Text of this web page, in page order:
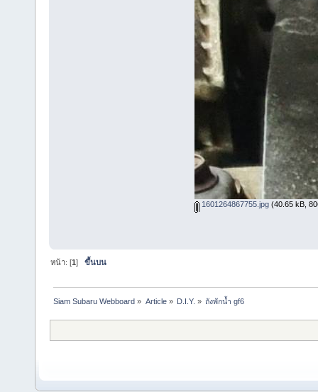
1601264867755.jpg(40.65 kB,
หน้า: [1]ขึ้นบน
Siam Subaru Webboard » Article» D.I.Y. » ถังพักน้ำ gf6